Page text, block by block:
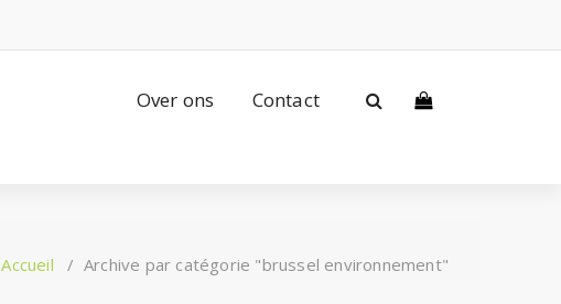
Over ons Contact
Accueil / Archive par catégorie "brussel environnement"